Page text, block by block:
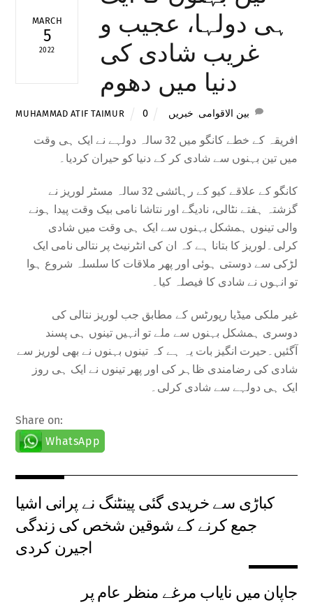
MARCH
5
2022
ہی دولہا، عجیب و
غریب شادی کی
دنیا میں دھوم
MUHAMMAD ATIF TAIMUR بین الاقوامی خبریں 0
افریقہ کے خطے کانگو میں 32 سالہ دولہے نے ایک ہی وقت
میں تین بہنوں سے شادی کر کے دنیا کو حیران کردیا۔
کانگو کے علاقے کیو کے رہائشی 32 سالہ مسٹر لوریز نے
گزشتہ ہفتے نٹالی، نادیگے اور نتاشا نامی بیک وقت پیدا ہونے
والی تینوں ہمشکل بہنوں سے ایک ہی وقت میں شادی
کرلی۔لوریز کا بتانا ہے کہ ان کی انٹرنیٹ پر نتالی نامی ایک
لڑکی سے دوستی ہوئی اور پھر ملاقات کا سلسلہ شروع ہوا
تو انہوں نے شادی کا فیصلہ کیا۔
غیر ملکی میڈیا رپورٹس کے مطابق جب لوریز نتالی کی
دوسری ہمشکل بہنوں سے ملے تو انہیں تینوں ہی پسند
آگئیں۔حیرت انگیز بات یہ ہے کہ تینوں بہنوں نے بھی لوریز سے
شادی کی رضامندی ظاہر کی اور پھر تینوں نے ایک ہی روز
ایک ہی دولہے سے شادی کرلی۔
Share on:
WhatsApp
کباڑی سے خریدی گئی پینٹنگ نے پرانی اشیا
جمع کرنے کے شوقین شخص کی زندگی
اجیرن کردی
جاپان میں نایاب مرغے منظر عام پر